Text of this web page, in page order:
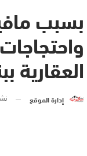
بسبب
العقارية
إدارة الموقع